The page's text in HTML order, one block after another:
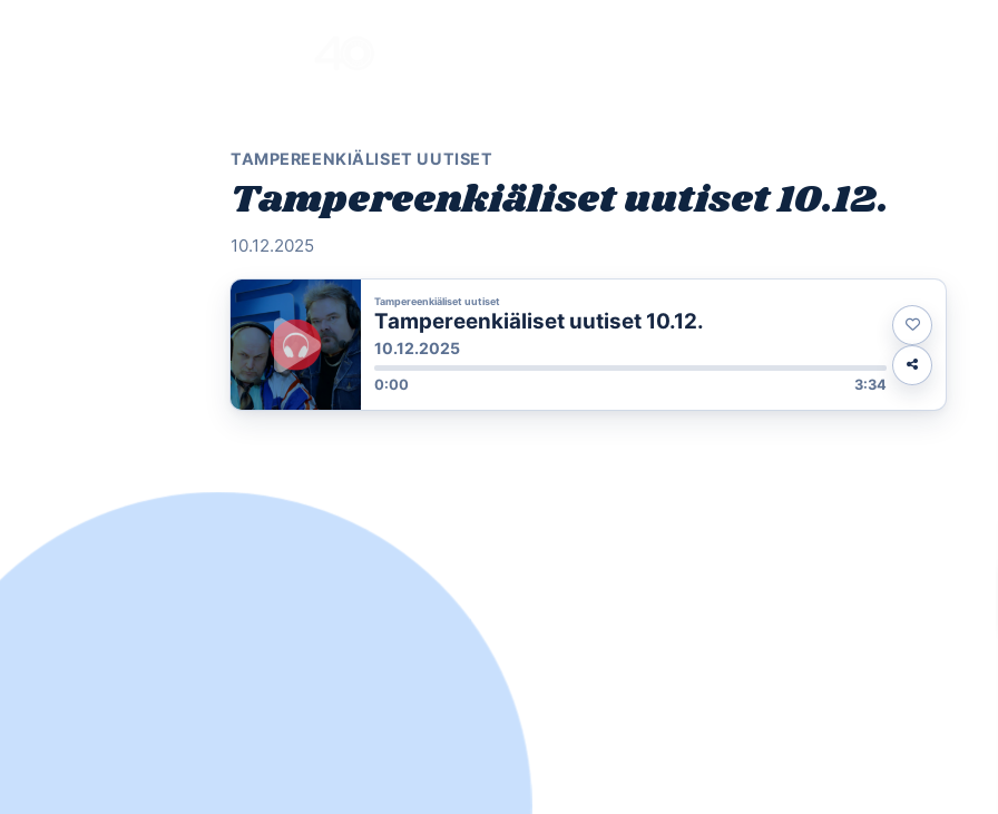
TAMPEREENKIÄLISET UUTISET
Tampereenkiäliset uutiset 10.12.
10.12.2025
Tampereenkiäliset uutiset
Tampereenkiäliset uutiset 10.12.
10.12.2025
0:00 3:34